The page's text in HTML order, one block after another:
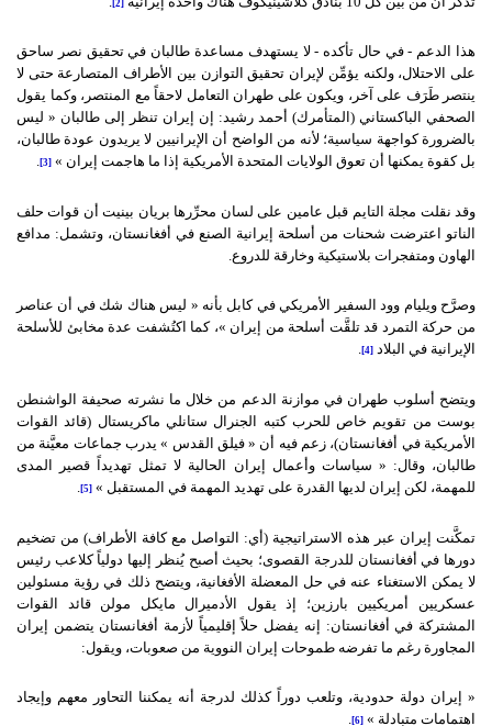
[2]
هذا الدعم - في حال تأكده - لا يستهدف مساعدة طالبان في تحقيق نصر ساحق
على الاحتلال، ولكنه يؤمِّن لإيران تحقيق التوازن بين الأطراف المتصارعة حتى لا
ينتصر طَرَف على آخر، ويكون على طهران التعامل لاحقاً مع المنتصر، وكما يقول
الصحفي الباكستاني (المتأمرك) أحمد رشيد: إن إيران تنظر إلى طالبان « ليس
بالضرورة كواجهة سياسية؛ لأنه من الواضح أن الإيرانيين لا يريدون عودة طالبان،
بل كقوة يمكنها أن تعوق الولايات المتحدة الأمريكية إذا ما هاجمت إيران » [3]
.
وقد نقلت مجلة التايم قبل عامين على لسان محرِّرها بريان بينيت أن قوات حلف
الناتو اعترضت شحنات من أسلحة إيرانية الصنع في أفغانستان، وتشمل: مدافع
الهاون ومتفجرات بلاستيكية وخارقة للدروع.
وصرَّح ويليام وود السفير الأمريكي في كابل بأنه « ليس هناك شك في أن عناصر
من حركة التمرد قد تلقَّت أسلحة من إيران »، كما اكتُشفت عدة مخابئ للأسلحة
الإيرانية في البلاد [4]
.
ويتضح أسلوب طهران في موازنة الدعم من خلال ما نشرته صحيفة الواشنطن
بوست من تقويم خاص للحرب كتبه الجنرال ستانلي ماكريستال (قائد القوات
الأمريكية في أفغانستان)، زعم فيه أن « فيلق القدس » يدرب جماعات معيَّنة من
طالبان، وقال: « سياسات وأعمال إيران الحالية لا تمثل تهديداً قصير المدى
للمهمة، لكن إيران لديها القدرة على تهديد المهمة في المستقبل » [5]
تمكَّنت إيران عبر هذه الاستراتيجية (أي: التواصل مع كافة الأطراف) من تضخيم
دورها في أفغانستان للدرجة القصوى؛ بحيث أصبح يُنظر إليها دولياً كلاعب رئيس
لا يمكن الاستغناء عنه في حل المعضلة الأفغانية، ويتضح ذلك في رؤية مسئولين
عسكريين أمريكيين بارزين؛ إذ يقول الأدميرال مايكل مولن قائد القوات
المشتركة في أفغانستان: إنه يفضل حلاً إقليمياً لأزمة أفغانستان يتضمن إيران
المجاورة رغم ما تفرضه طموحات إيران النووية من صعوبات، ويقول:
« إيران دولة حدودية، وتلعب دوراً كذلك لدرجة أنه يمكننا التحاور معهم وإيجاد
اهتمامات متبادلة » [6]
.